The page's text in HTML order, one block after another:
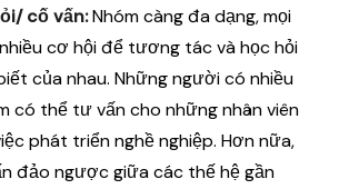
cố vấn:Nhóm càng đa dạng, mọi
cơ hội để tương tác và học hỏi
của nhau. Những người có nhiều
có thể tư vấn cho những nhân viên
phát triển nghề nghiệp. Hơn nữa,
đảo ngược giữa các thế hệ gần